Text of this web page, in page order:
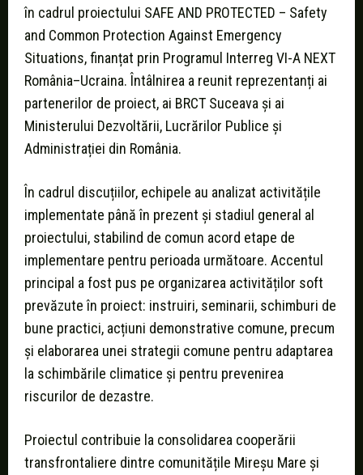
în cadrul proiectului SAFE AND PROTECTED – Safety
and Common Protection Against Emergency
Situations, finanțat prin Programul Interreg VI-A NEXT
România–Ucraina. Întâlnirea a reunit reprezentanți ai
partenerilor de proiect, ai BRCT Suceava și ai
Ministerului Dezvoltării, Lucrărilor Publice și
Administrației din România.
În cadrul discuțiilor, echipele au analizat activitățile
implementate până în prezent și stadiul general al
proiectului, stabilind de comun acord etape de
implementare pentru perioada următoare. Accentul
principal a fost pus pe organizarea activităților soft
prevăzute în proiect: instruiri, seminarii, schimburi de
bune practici, acțiuni demonstrative comune, precum
și elaborarea unei strategii comune pentru adaptarea
la schimbările climatice și pentru prevenirea
riscurilor de dezastre.
Proiectul contribuie la consolidarea cooperării
transfrontaliere dintre comunitățile Mireșu Mare și